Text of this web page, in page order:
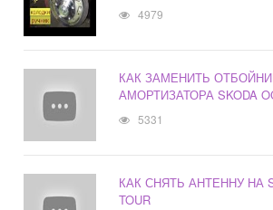
4979
КАК ЗАМЕНИТЬ
АМОРТИЗАТОРА SKODA
5331
КАК СНЯТЬ АНТЕННУ НА
TOUR